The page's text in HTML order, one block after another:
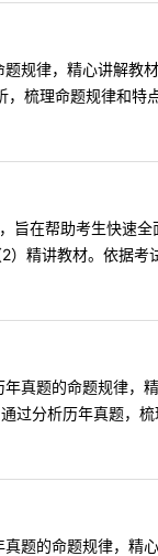
规律，精心讲解教
梳理命题规律和特
旨在帮助考生快速
）精讲教材。依据考
真题的命题规律，
过分析历年真题，
题的命题规律，精